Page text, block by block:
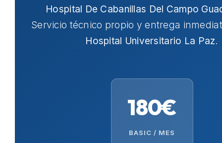
Hospital De Cabanillas Del Campo
Servicio técnico propio y entrega
Hospital Universitario La Paz.
180€
BASIC / MES